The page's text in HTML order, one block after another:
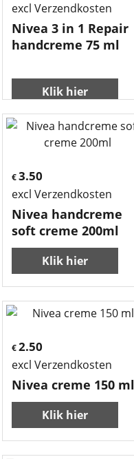
excl Verzendkosten
Nivea 3 in 1 Repair
handcreme 75 ml
Klik hier
€ 3.50
excl Verzendkosten
Nivea handcreme
soft creme 200ml
Klik hier
€ 2.50
excl Verzendkosten
Nivea creme 150 ml
Klik hier